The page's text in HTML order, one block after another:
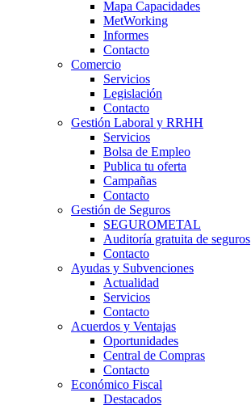
Mapa Capacidades
MetWorking
Informes
Contacto
Comercio
Servicios
Legislación
Contacto
Gestión Laboral y RRHH
Servicios
Bolsa de Empleo
Publica tu oferta
Campañas
Contacto
Gestión de Seguros
SEGUROMETAL
Auditoría gratuita de seguros
Contacto
Ayudas y Subvenciones
Actualidad
Servicios
Contacto
Acuerdos y Ventajas
Oportunidades
Central de Compras
Contacto
Económico Fiscal
Destacados